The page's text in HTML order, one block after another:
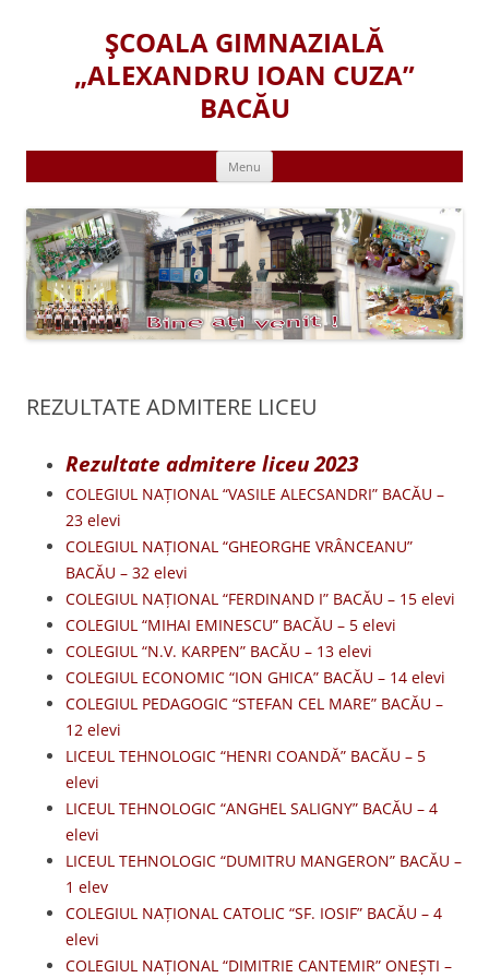
ŞCOALA GIMNAZIALĂ
„ALEXANDRU IOAN CUZA”
BACĂU
Menu
REZULTATE ADMITERE LICEU
Rezultate admitere liceu 2023
COLEGIUL NAȚIONAL “VASILE ALECSANDRI” BACĂU –
23 elevi
COLEGIUL NAȚIONAL “GHEORGHE VRÂNCEANU”
BACĂU – 32 elevi
COLEGIUL NAȚIONAL “FERDINAND I” BACĂU – 15 elevi
COLEGIUL “MIHAI EMINESCU” BACĂU – 5 elevi
COLEGIUL “N.V. KARPEN” BACĂU – 13 elevi
COLEGIUL ECONOMIC “ION GHICA” BACĂU – 14 elevi
COLEGIUL PEDAGOGIC “STEFAN CEL MARE” BACĂU –
12 elevi
LICEUL TEHNOLOGIC “HENRI COANDĂ” BACĂU – 5
elevi
LICEUL TEHNOLOGIC “ANGHEL SALIGNY” BACĂU – 4
elevi
LICEUL TEHNOLOGIC “DUMITRU MANGERON” BACĂU –
1 elev
COLEGIUL NAȚIONAL CATOLIC “SF. IOSIF” BACĂU – 4
elevi
COLEGIUL NAȚIONAL “DIMITRIE CANTEMIR” ONEȘTI –